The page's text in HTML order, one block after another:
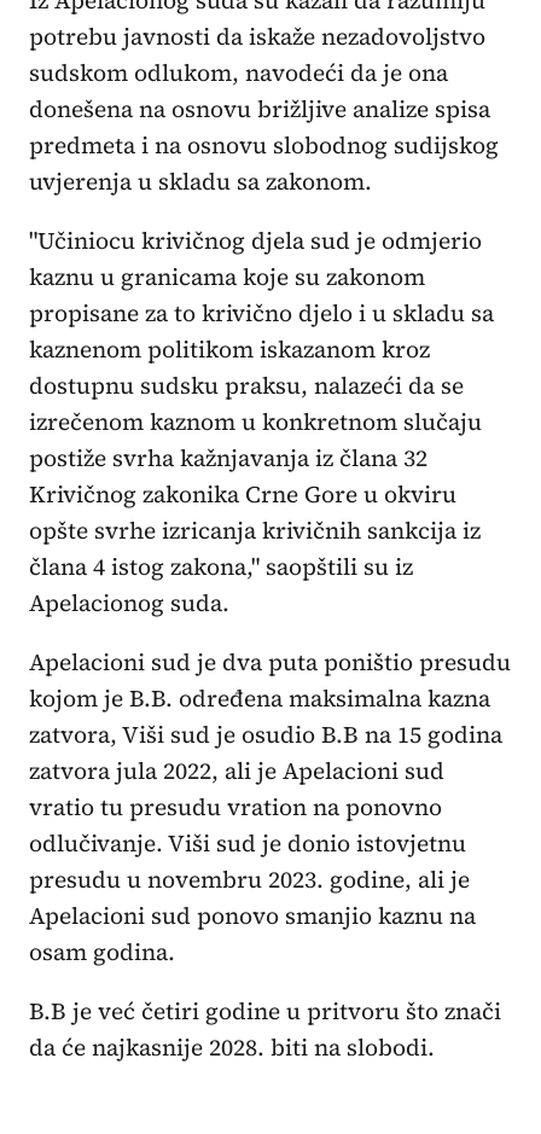
potrebu javnosti da iskaže nezadovoljstvo
sudskom odlukom, navodeći da je ona
donešena na osnovu brižljive analize spisa
predmeta i na osnovu slobodnog sudijskog
uvjerenja u skladu sa zakonom.
"Učiniocu krivičnog djela sud je odmjerio
kaznu u granicama koje su zakonom
propisane za to krivično djelo i u skladu sa
kaznenom politikom iskazanom kroz
dostupnu sudsku praksu, nalazeći da se
izrečenom kaznom u konkretnom slučaju
postiže svrha kažnjavanja iz člana 32
Krivičnog zakonika Crne Gore u okviru
opšte svrhe izricanja krivičnih sankcija iz
člana 4 istog zakona," saopštili su iz
Apelacionog suda.
Apelacioni sud je dva puta poništio presudu
kojom je B.B. određena maksimalna kazna
zatvora, Viši sud je osudio B.B na 15 godina
zatvora jula 2022, ali je Apelacioni sud
vratio tu presudu vration na ponovno
odlučivanje. Viši sud je donio istovjetnu
presudu u novembru 2023. godine, ali je
Apelacioni sud ponovo smanjio kaznu na
osam godina.
B.B je već četiri godine u pritvoru što znači
da će najkasnije 2028. biti na slobodi.